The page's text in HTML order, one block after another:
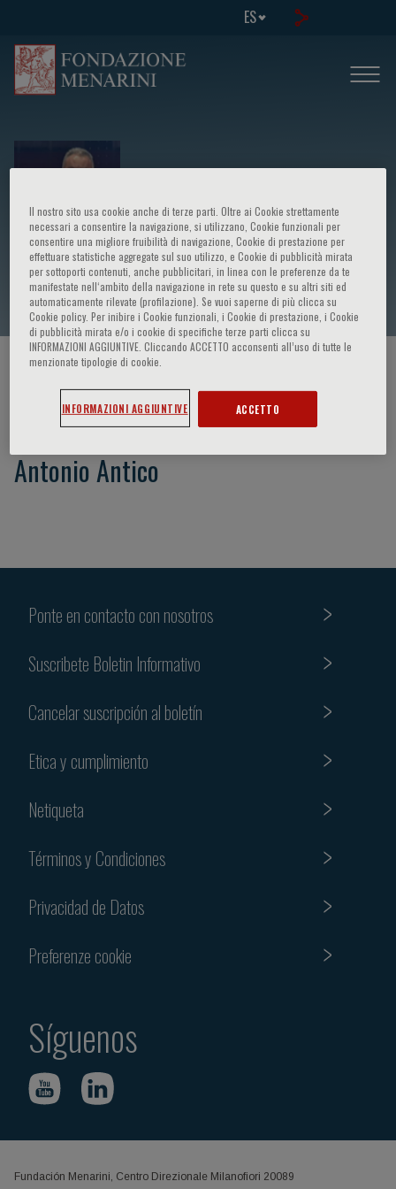
ES
Antonio Antico
HOME PAGE / CURSOS Y EVENTOS
Antonio Antico
Ponte en contacto con nosotros
Suscribete Boletin Informativo
Cancelar suscripción al boletín
Etica y cumplimiento
Netiqueta
Términos y Condiciones
Privacidad de Datos
Preferenze cookie
Síguenos
Fundación Menarini, Centro Direzionale Milanofiori 20089
Il nostro sito usa cookie anche di terze parti. Oltre ai Cookie strettamente
necessari a consentire la navigazione, si utilizzano, Cookie funzionali per
consentire una migliore fruibilità di navigazione, Cookie di prestazione per
effettuare statistiche aggregate sul suo utilizzo, e Cookie di pubblicità mirata
per sottoporti contenuti, anche pubblicitari, in linea con le preferenze da te
manifestate nell‘ambito della navigazione in rete su questo e su altri siti ed
automaticamente rilevate (profilazione). Se vuoi saperne di più clicca su
Cookie policy. Per inibire i Cookie funzionali, i Cookie di prestazione, i Cookie
di pubblicità mirata e/o i cookie di specifiche terze parti clicca su
INFORMAZIONI AGGIUNTIVE. Cliccando ACCETTO acconsenti all’uso di tutte le
menzionate tipologie di cookie.
INFORMAZIONI AGGIUNTIVE ACCETTO